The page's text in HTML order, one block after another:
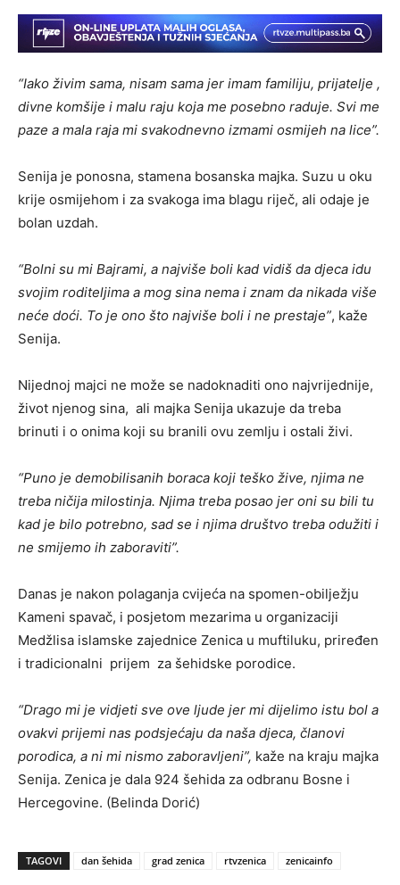
“Iako živim sama, nisam sama jer imam familiju, prijatelje ,
divne komšije i malu raju koja me posebno raduje. Svi me
paze a mala raja mi svakodnevno izmami osmijeh na lice”.
Senija je ponosna, stamena bosanska majka. Suzu u oku
krije osmijehom i za svakoga ima blagu riječ, ali odaje je
bolan uzdah.
“Bolni su mi Bajrami, a najviše boli kad vidiš da djeca idu
svojim roditeljima a mog sina nema i znam da nikada više
neće doći. To je ono što najviše boli i ne prestaje”, kaže
Senija.
Nijednoj majci ne može se nadoknaditi ono najvrijednije,
život njenog sina, ali majka Senija ukazuje da treba
brinuti i o onima koji su branili ovu zemlju i ostali živi.
“Puno je demobilisanih boraca koji teško žive, njima ne
treba ničija milostinja. Njima treba posao jer oni su bili tu
kad je bilo potrebno, sad se i njima društvo treba odužiti i
ne smijemo ih zaboraviti”.
Danas je nakon polaganja cvijeća na spomen-obilježju
Kameni spavač, i posjetom mezarima u organizaciji
Medžlisa islamske zajednice Zenica u muftiluku, priređen
i tradicionalni prijem za šehidske porodice.
“Drago mi je vidjeti sve ove ljude jer mi dijelimo istu bol a
ovakvi prijemi nas podsjećaju da naša djeca, članovi
porodica, a ni mi nismo zaboravljeni”, kaže na kraju majka
Senija. Zenica je dala 924 šehida za odbranu Bosne i
Hercegovine. (Belinda Dorić)
TAGOVI dan šehida grad zenica rtvzenica zenicainfo